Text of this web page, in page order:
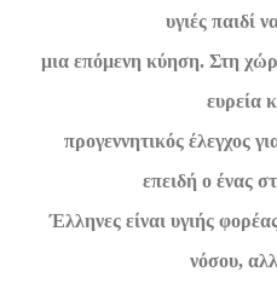
υγιές παιδί
μια επόμενη κύηση. Στη
ευρεία
προγεννητικός έλεγχος
επειδή ο ένας
Έλληνες είναι υγιής
νόσου,